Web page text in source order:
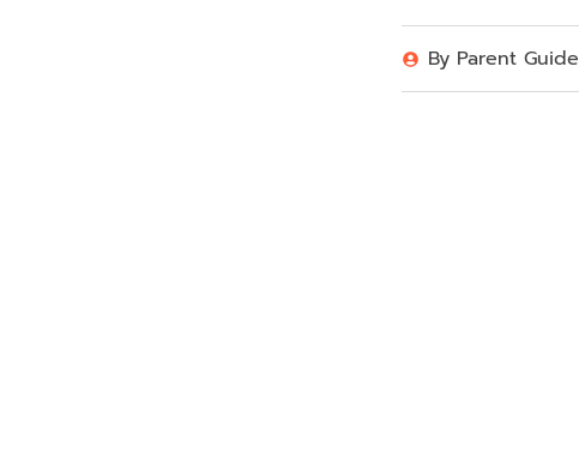
ByParent Guide